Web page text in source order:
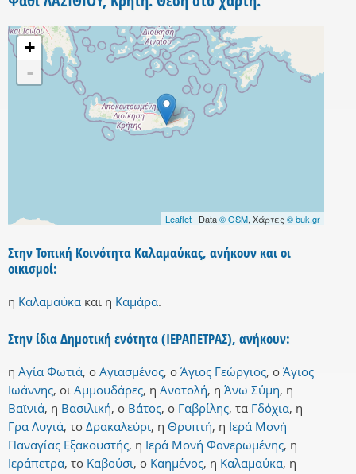
+
-
Leaflet | Data© OSM, Χάρτες © buk.gr
Στην Τοπική Κοινότητα Καλαμαύκας, ανήκουν και οι
οικισμοί:
η Καλαμαύκα και η Καμάρα.
Στην ίδια Δημοτική ενότητα (ΙΕΡΑΠΕΤΡΑΣ), ανήκουν:
η Αγία Φωτιά, ο Αγιασμένος, ο Άγιος Γεώργιος, ο Άγιος
Ιωάννης, οι Αμμουδάρες, η Ανατολή, η Άνω Σύμη, η
Βαϊνιά, η Βασιλική, ο Βάτος, ο Γαβρίλης, τα Γδόχια, η
Γρα Λυγιά, το Δρακαλεύρι, η Θρυπτή, η Ιερά Μονή
Παναγίας Εξακουστής, η Ιερά Μονή Φανερωμένης, η
Ιεράπετρα, το Καβούσι, ο Καημένος, η Καλαμαύκα, η